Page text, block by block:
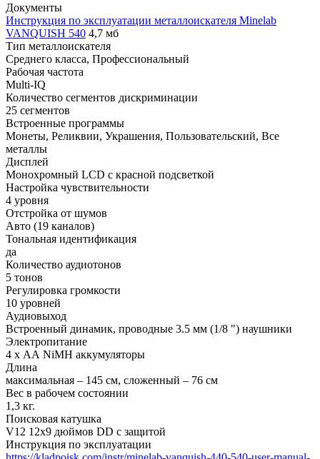
Документы
Инструкция по эксплуатации металлоискателя Minelab
VANQUISH 540 4,7 мб
Тип металлоискателя
Среднего класса, Профессиональный
Рабочая частота
Multi-IQ
Количество сегментов дискриминации
25 сегментов
Встроенные программы
Монеты, Реликвии, Украшения, Пользовательский, Все
металлы
Дисплей
Монохромный LCD с красной подсветкой
Настройка чувствительности
4 уровня
Отстройка от шумов
Авто (19 каналов)
Тональная идентификация
да
Количество аудиотонов
5 тонов
Регулировка громкости
10 уровней
Аудиовыход
Встроенный динамик, проводные 3.5 мм (1/8 ") наушники
Электропитание
4 x АА NiMH аккумуляторы
Длина
максимальная – 145 см, сложенный – 76 см
Вес в рабочем состоянии
1,3 кг.
Поисковая катушка
V12 12x9 дюймов DD с защитой
Инструкция по эксплуатации